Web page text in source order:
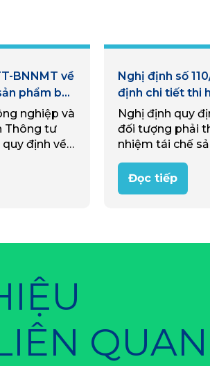
BNNMT về
phẩm bao
nhà sản
nghiệp và
Thông tư
định về
sản phẩm
của nhà
Nghị định số
định chi tiết thi
của Luật Bảo
trách nhiệm tái
bao bì và trách
thải của nhà
Nghị định quy
đối tượng phải
nhiệm tái chế
lệ tái chế, quy
buộc và hỗ trợ…
Đọc tiếp